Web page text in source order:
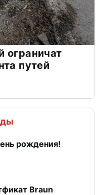
ограничат
путей
рождения!
Braun